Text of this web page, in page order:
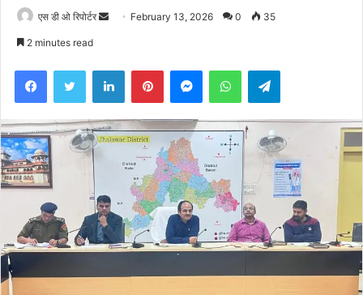
एस डी ओ रिपोर्टर
Send February 13, 2026 0 35
2 minutes read
FacebookTwitter LinkedInPinterestMessengerWhatsAppTelegram